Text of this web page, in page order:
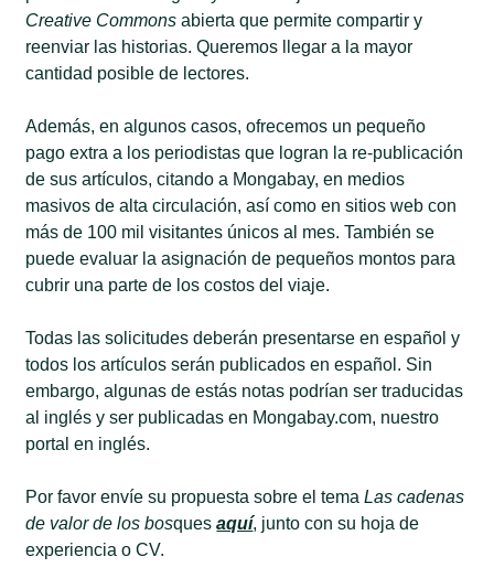
Creative Commons abierta que permite compartir y
reenviar las historias. Queremos llegar a la mayor
cantidad posible de lectores.
Además, en algunos casos, ofrecemos un pequeño
pago extra a los periodistas que logran la re-publicación
de sus artículos, citando a Mongabay, en medios
masivos de alta circulación, así como en sitios web con
más de 100 mil visitantes únicos al mes. También se
puede evaluar la asignación de pequeños montos para
cubrir una parte de los costos del viaje.
Todas las solicitudes deberán presentarse en español y
todos los artículos serán publicados en español. Sin
embargo, algunas de estás notas podrían ser traducidas
al inglés y ser publicadas en Mongabay.com, nuestro
portal en inglés.
Por favor envíe su propuesta sobre el temaLas cadenas
de valor de los bosques aquí, junto con su hoja de
experiencia o CV.